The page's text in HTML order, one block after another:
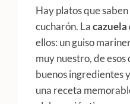
Hay platos que
cucharón. Lacazuela
ellos: un guiso
muy nuestro, de
buenos ingredientes
una receta